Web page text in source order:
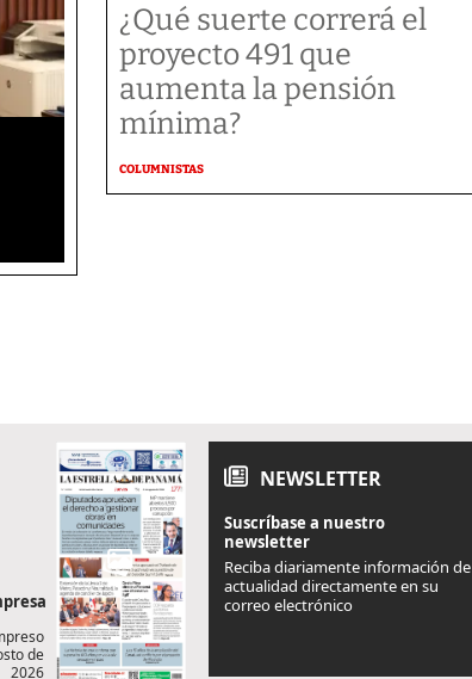
¿Qué suerte correrá el
proyecto 491 que
aumenta la pensión
mínima?
COLUMNISTAS
de
2026
NEWSLETTER
Suscríbase a nuestro
newsletter
Reciba diariamente información de
actualidad directamente en su
correo electrónico